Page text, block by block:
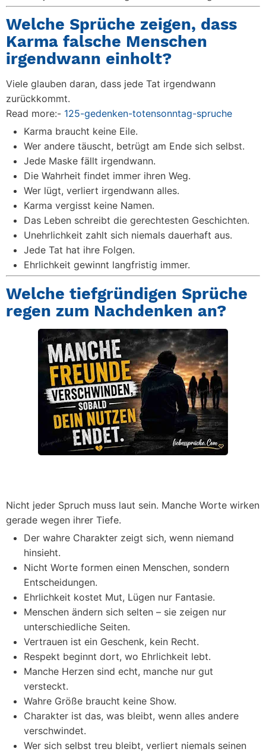
Welche Sprüche zeigen, dass
Karma falsche Menschen
irgendwann einholt?
Viele glauben daran, dass jede Tat irgendwann
zurückkommt.
Read more:- 125-gedenken-totensonntag-spruche
Karma braucht keine Eile.
Wer andere täuscht, betrügt am Ende sich selbst.
Jede Maske fällt irgendwann.
Die Wahrheit findet immer ihren Weg.
Wer lügt, verliert irgendwann alles.
Karma vergisst keine Namen.
Das Leben schreibt die gerechtesten Geschichten.
Unehrlichkeit zahlt sich niemals dauerhaft aus.
Jede Tat hat ihre Folgen.
Ehrlichkeit gewinnt langfristig immer.
Welche tiefgründigen Sprüche
regen zum Nachdenken an?
Nicht jeder Spruch muss laut sein. Manche Worte wirken
gerade wegen ihrer Tiefe.
Der wahre Charakter zeigt sich, wenn niemand
hinsieht.
Nicht Worte formen einen Menschen, sondern
Entscheidungen.
Ehrlichkeit kostet Mut, Lügen nur Fantasie.
Menschen ändern sich selten – sie zeigen nur
unterschiedliche Seiten.
Vertrauen ist ein Geschenk, kein Recht.
Respekt beginnt dort, wo Ehrlichkeit lebt.
Manche Herzen sind echt, manche nur gut
versteckt.
Wahre Größe braucht keine Show.
Charakter ist das, was bleibt, wenn alles andere
verschwindet.
Wer sich selbst treu bleibt, verliert niemals seinen